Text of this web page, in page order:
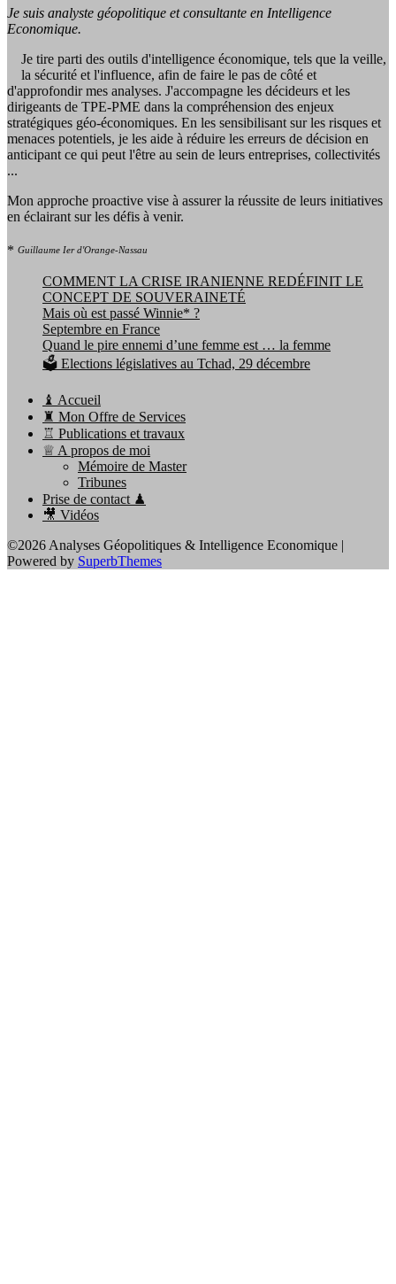
Je suis analyste géopolitique et consultante en Intelligence
Economique.
Je tire parti des outils d'intelligence économique, tels que la veille,
la sécurité et l'influence, afin de faire le pas de côté et
d'approfondir mes analyses. J'accompagne les décideurs et les
dirigeants de TPE-PME dans la compréhension des enjeux
stratégiques géo-économiques. En les sensibilisant sur les risques et
menaces potentiels, je les aide à réduire les erreurs de décision en
anticipant ce qui peut l'être au sein de leurs entreprises, collectivités
...
Mon approche proactive vise à assurer la réussite de leurs initiatives
en éclairant sur les défis à venir.
* Guillaume Ier d'Orange-Nassau
COMMENT LA CRISE IRANIENNE REDÉFINIT LE
CONCEPT DE SOUVERAINETÉ
Mais où est passé Winnie* ?
Septembre en France
Quand le pire ennemi d’une femme est … la femme
🗳️ Elections législatives au Tchad, 29 décembre
♝ Accueil
♜ Mon Offre de Services
♖ Publications et travaux
♕ A propos de moi
Mémoire de Master
Tribunes
Prise de contact ♟
🎥 Vidéos
©2026 Analyses Géopolitiques & Intelligence Economique |
Powered by SuperbThemes